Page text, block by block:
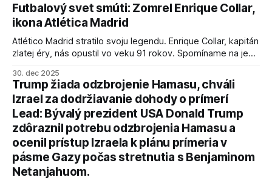
Futbalový svet smúti: Zomrel Enrique Collar,
ikona Atlética Madrid
Atlético Madrid stratilo svoju legendu. Enrique Collar, kapitán
zlatej éry, nás opustil vo veku 91 rokov. Spomíname na jeho
30. dec 2025
Trump žiada odzbrojenie Hamasu, chváli
Izrael za dodržiavanie dohody o prímerí
Lead: Bývalý prezident USA Donald Trump
zdôraznil potrebu odzbrojenia Hamasu a
ocenil prístup Izraela k plánu prímeria v
pásme Gazy počas stretnutia s Benjaminom
Netanjahuom.